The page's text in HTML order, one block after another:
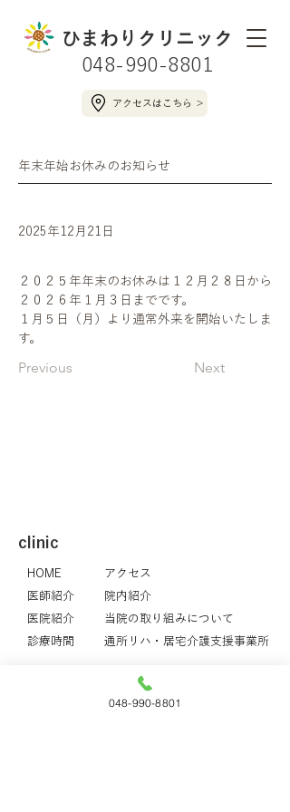
ひまわりクリニック
048-990-8801
アクセスはこちら ＞
年末年始お休みのお知らせ
2025年12月21日
２０２５年年末のお休みは１２月２８日から
２０２６年１月３日までです。
１月５日（月）より通常外来を開始いたしま
す。
Previous Next
​clinic
HOME
医師紹介
医院紹介
診療時間
アクセス
院内紹介
当院の取り組みについて
通所リハ・居宅介護支援事業所
AGA・ED
048-990-8801